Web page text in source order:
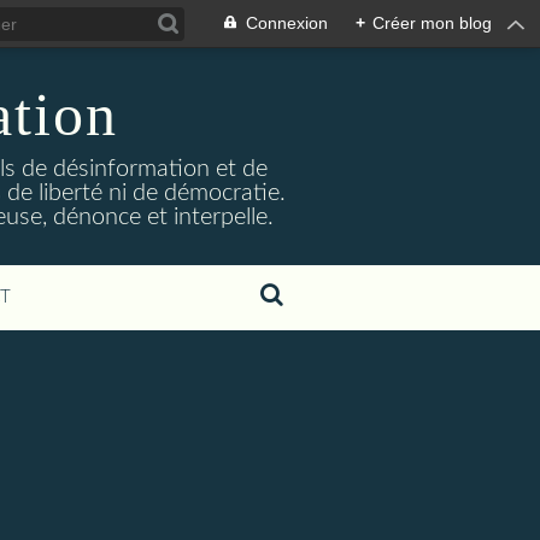
Connexion + Créer mon blog
de désinformation et de
liberté ni de démocratie.
dénonce et interpelle.